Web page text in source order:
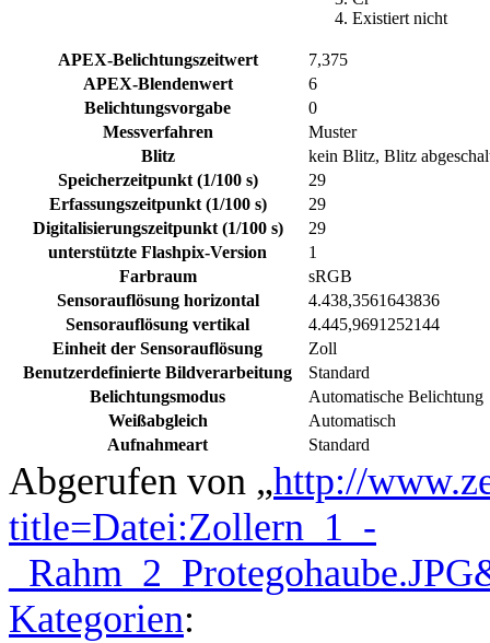
Existiert nicht
APEX-Belichtungszeitwert
7,375
APEX-Blendenwert
6
Belichtungsvorgabe
0
Messverfahren
Muster
Blitz
kein Blitz, Blitz
Speicherzeitpunkt (1/100 s)
29
Erfassungszeitpunkt (1/100 s)
29
Digitalisierungszeitpunkt (1/100 s)
29
unterstützte Flashpix-Version
1
Farbraum
sRGB
Sensorauflösung horizontal
4.438,3561643836
Sensorauflösung vertikal
4.445,9691252144
Einheit der Sensorauflösung
Zoll
Benutzerdefinierte Bildverarbeitung
Standard
Belichtungsmodus
Automatische Belichtung
Weißabgleich
Automatisch
Aufnahmeart
Standard
Abgerufen von „http://
title=Datei:Zollern_1_-
Kategorien: